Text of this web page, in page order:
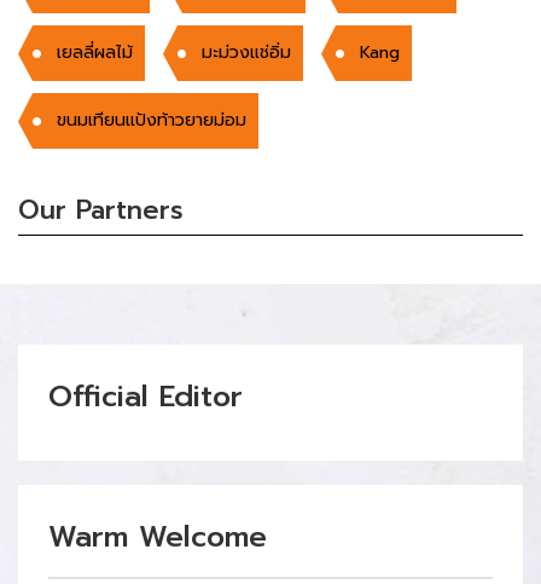
เยลลี่ผลไม้ มะม่วงแช่อิ่ม Kang
ขนมเทียนแป้งท้าวยายม่อม
Our Partners
Official Editor
Warm Welcome